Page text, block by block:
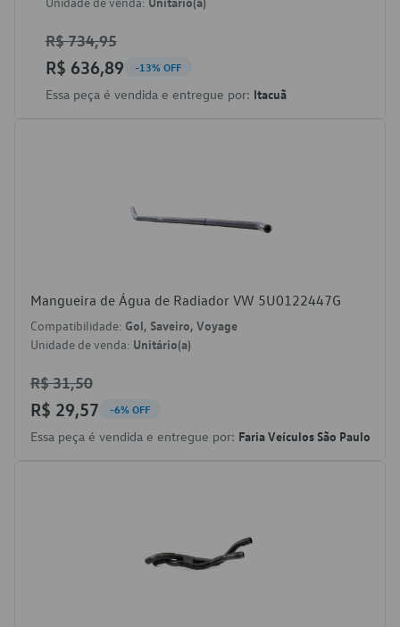
R$ 734,95
R$ 636,89 -13% OFF
Essa peça é vendida e entregue por: Itacuã
Mangueira de Água de Radiador VW 5U0122447G
Compatibilidade: Gol, Saveiro, Voyage
Unidade de venda: Unitário(a)
R$ 31,50
R$ 29,57 -6% OFF
Essa peça é vendida e entregue por: Faria Veículos São Paulo